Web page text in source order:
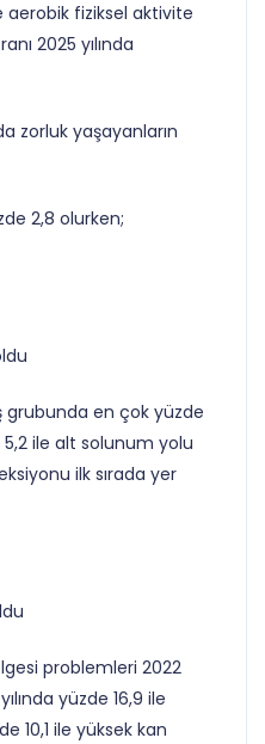
aerobik fiziksel aktivite
2025 yılında
zorluk yaşayanların
2,8 olurken;
grubunda en çok yüzde
ile alt solunum yolu
ilk sırada yer
problemleri 2022
yüzde 16,9 ile
10,1 ile yüksek kan